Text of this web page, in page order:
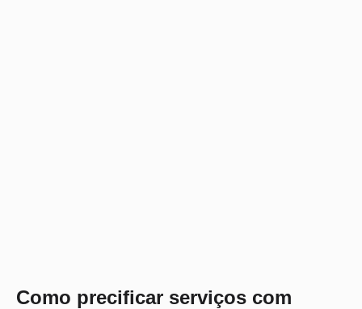
Como precificar serviços com